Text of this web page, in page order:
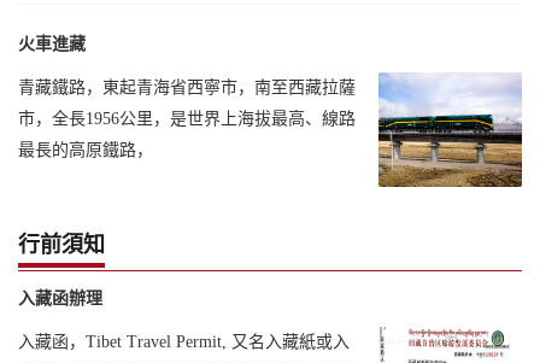
火車進藏
青藏鐵路，東起青海省西寧市，南至西藏拉薩
市，全長1956公里，是世界上海拔最高、線路
最長的高原鐵路，
行前須知
入藏函辦理
入藏函，Tibet Travel Permit, 又名入藏紙或入